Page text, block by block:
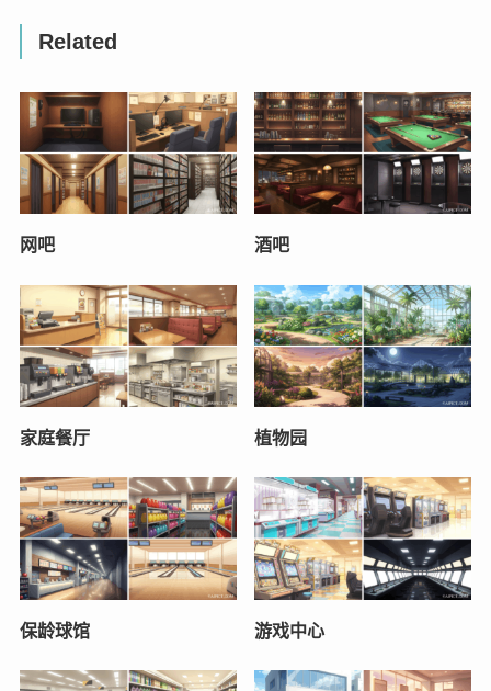
Related
网吧 酒吧
家庭餐厅 植物园
保龄球馆 游戏中心